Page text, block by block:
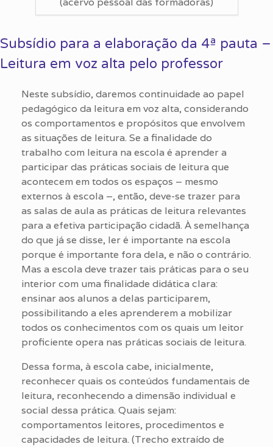
Subsídio para a elaboração da 4ª pauta –
Leitura em voz alta pelo professor
Neste subsídio, daremos continuidade ao papel
pedagógico da leitura em voz alta, considerando
os comportamentos e propósitos que envolvem
as situações de leitura. Se a finalidade do
trabalho com leitura na escola é aprender a
participar das práticas sociais de leitura que
acontecem em todos os espaços – mesmo
externos à escola –, então, deve-se trazer para
as salas de aula as práticas de leitura relevantes
para a efetiva participação cidadã. À semelhança
do que já se disse, ler é importante na escola
porque é importante fora dela, e não o contrário.
Mas a escola deve trazer tais práticas para o seu
interior com uma finalidade didática clara:
ensinar aos alunos a delas participarem,
possibilitando a eles aprenderem a mobilizar
todos os conhecimentos com os quais um leitor
proficiente opera nas práticas sociais de leitura.
Dessa forma, à escola cabe, inicialmente,
reconhecer quais os conteúdos fundamentais de
leitura, reconhecendo a dimensão individual e
social dessa prática. Quais sejam:
comportamentos leitores, procedimentos e
capacidades de leitura. (Trecho extraído de